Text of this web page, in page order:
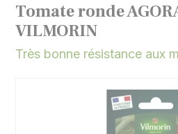
Tomate ronde
VILMORIN
Très bonne résistance aux